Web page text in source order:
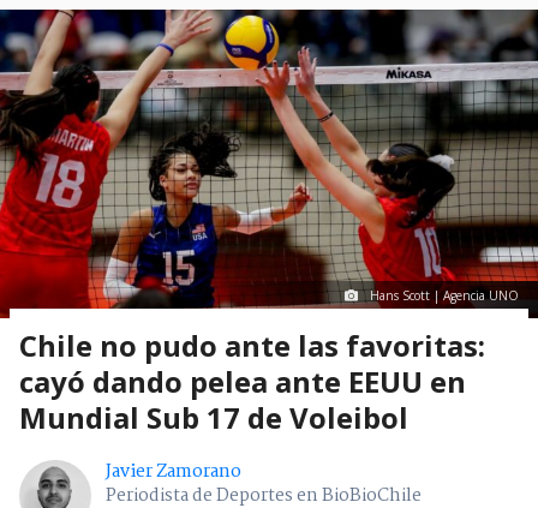
Hans Scott | Agencia UNO
Chile no pudo ante las favoritas:
cayó dando pelea ante EEUU en
Mundial Sub 17 de Voleibol
Javier Zamorano
Periodista de Deportes en BioBioChile